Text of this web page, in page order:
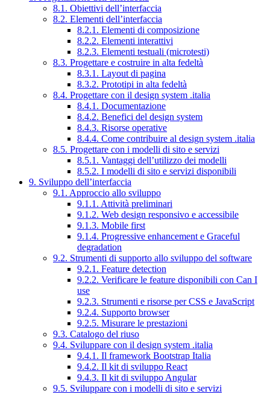
8.1. Obiettivi dell’interfaccia
8.2. Elementi dell’interfaccia
8.2.1. Elementi di composizione
8.2.2. Elementi interattivi
8.2.3. Elementi testuali (microtesti)
8.3. Progettare e costruire in alta fedeltà
8.3.1. Layout di pagina
8.3.2. Prototipi in alta fedeltà
8.4. Progettare con il design system .italia
8.4.1. Documentazione
8.4.2. Benefici del design system
8.4.3. Risorse operative
8.4.4. Come contribuire al design system .italia
8.5. Progettare con i modelli di sito e servizi
8.5.1. Vantaggi dell’utilizzo dei modelli
8.5.2. I modelli di sito e servizi disponibili
9. Sviluppo dell’interfaccia
9.1. Approccio allo sviluppo
9.1.1. Attività preliminari
9.1.2. Web design responsivo e accessibile
9.1.3. Mobile first
9.1.4. Progressive enhancement e Graceful
degradation
9.2. Strumenti di supporto allo sviluppo del software
9.2.1. Feature detection
9.2.2. Verificare le feature disponibili con Can I
use
9.2.3. Strumenti e risorse per CSS e JavaScript
9.2.4. Supporto browser
9.2.5. Misurare le prestazioni
9.3. Catalogo del riuso
9.4. Sviluppare con il design system .italia
9.4.1. Il framework Bootstrap Italia
9.4.2. Il kit di sviluppo React
9.4.3. Il kit di sviluppo Angular
9.5. Sviluppare con i modelli di sito e servizi